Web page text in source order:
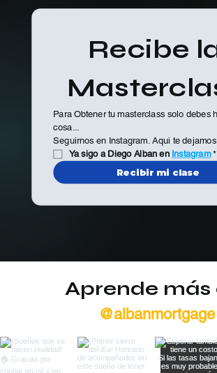
Recibe
Para Obtener tu masterclass solo debes
Seguirnos en Instagram. Aqui te
Ya sigo a Diego Alban en Instagram *
Recibir mi clase
Aprende más
@albanmortgage